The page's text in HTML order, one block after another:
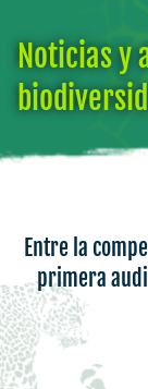
Noticias y
Entre la
primera